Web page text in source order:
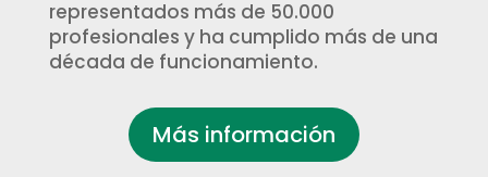
representados más de 50.000
profesionales y ha cumplido más de una
década de funcionamiento.
Más información